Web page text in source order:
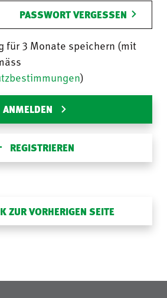
PASSWORT VERGESSEN
für 3 Monate speichern (mit
)
ANMELDEN
REGISTRIEREN
ZUR VORHERIGEN SEITE